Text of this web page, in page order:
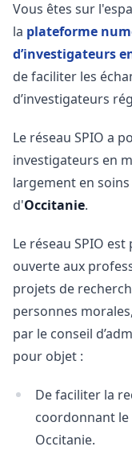
Vous êtes sur
la plateforme
d’investigateurs
de faciliter les
d’investigateurs
Le réseau SPIO a
investigateurs en
largement en
d'Occitanie.
Le réseau SPIO
ouverte aux
projets de
personnes
par le conseil
pour objet :
De faciliter la
coordonnant le
Occitanie.